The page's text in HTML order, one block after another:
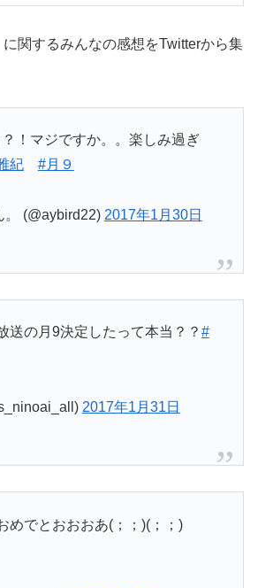
に関するみんなの感想をTwitterから集
！マジですか。。楽しみ過ぎ
紀 #月９
(@aybird22) 2017年1月30日
送の月9決定したって本当？？ #
2017年1月31日
めでとおおおあ(；；)(；；)